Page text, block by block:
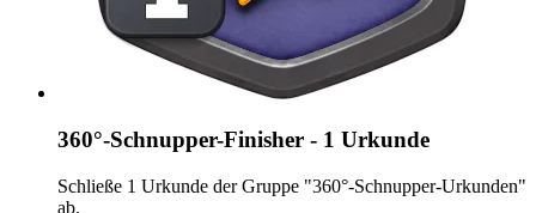
360°-Schnupper-Finisher - 1 Urkunde
Schließe 1 Urkunde der Gruppe "360°-Schnupper-Urkunden"
ab.